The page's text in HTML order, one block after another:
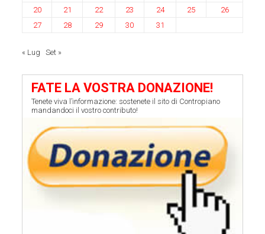
20
21 22 23 24 25
26
27
28 29 30 31
« Lug Set »
FATE LA VOSTRA DONAZIONE!
Tenete viva l’informazione: sostenete il sito di Contropiano
mandandoci il vostro contributo!